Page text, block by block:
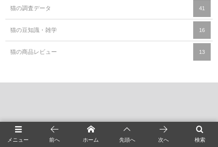
猫の調査データ 41
猫の豆知識・雑学 16
猫の商品レビュー 13
メニュー 検索
前へ ホーム 先頭へ 次へ